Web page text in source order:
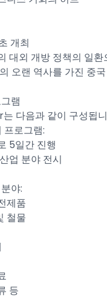
개최
대외 개방 정책의 일환
오랜 역사를 가진 중
램
다음과 같이 구성됩
프로그램:
5일간 진행
업 분야 전시
야:
제품
철물
등